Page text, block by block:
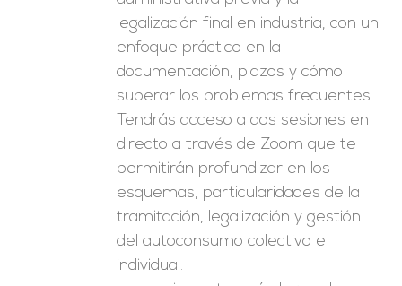
legalización final en industria, con un
enfoque práctico en la
documentación, plazos y cómo
superar los problemas frecuentes.
Tendrás acceso a dos sesiones en
directo a través de Zoom que te
permitirán profundizar en los
esquemas, particularidades de la
tramitación, legalización y gestión
del autoconsumo colectivo e
individual.